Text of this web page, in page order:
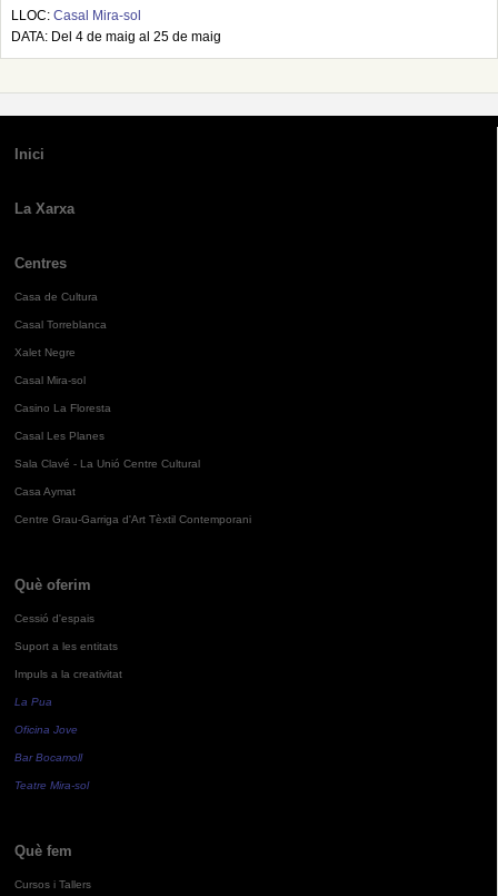
LLOC: Casal Mira-sol
DATA: Del 4 de maig al 25 de maig
Inici
La Xarxa
Centres
Casa de Cultura
Casal Torreblanca
Xalet Negre
Casal Mira-sol
Casino La Floresta
Casal Les Planes
Sala Clavé - La Unió Centre Cultural
Casa Aymat
Centre Grau-Garriga d'Art Tèxtil Contemporani
Què oferim
Cessió d'espais
Suport a les entitats
Impuls a la creativitat
La Pua
Oficina Jove
Bar Bocamoll
Teatre Mira-sol
Què fem
Cursos i Tallers